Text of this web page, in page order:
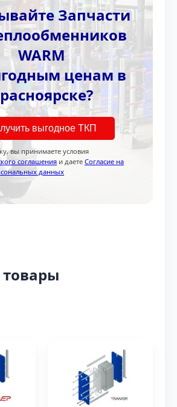
Запчасти
WARM
ценам в
выгодное ТКП
вы принимаете условия
соглашения и даете Согласие на
данных